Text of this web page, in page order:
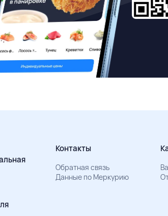
Контакты
Обратная связь
Данные по Меркурию